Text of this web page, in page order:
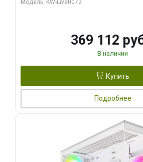
Модель: KW-Live0072
369 112
В наличии
Купить
Подробнее